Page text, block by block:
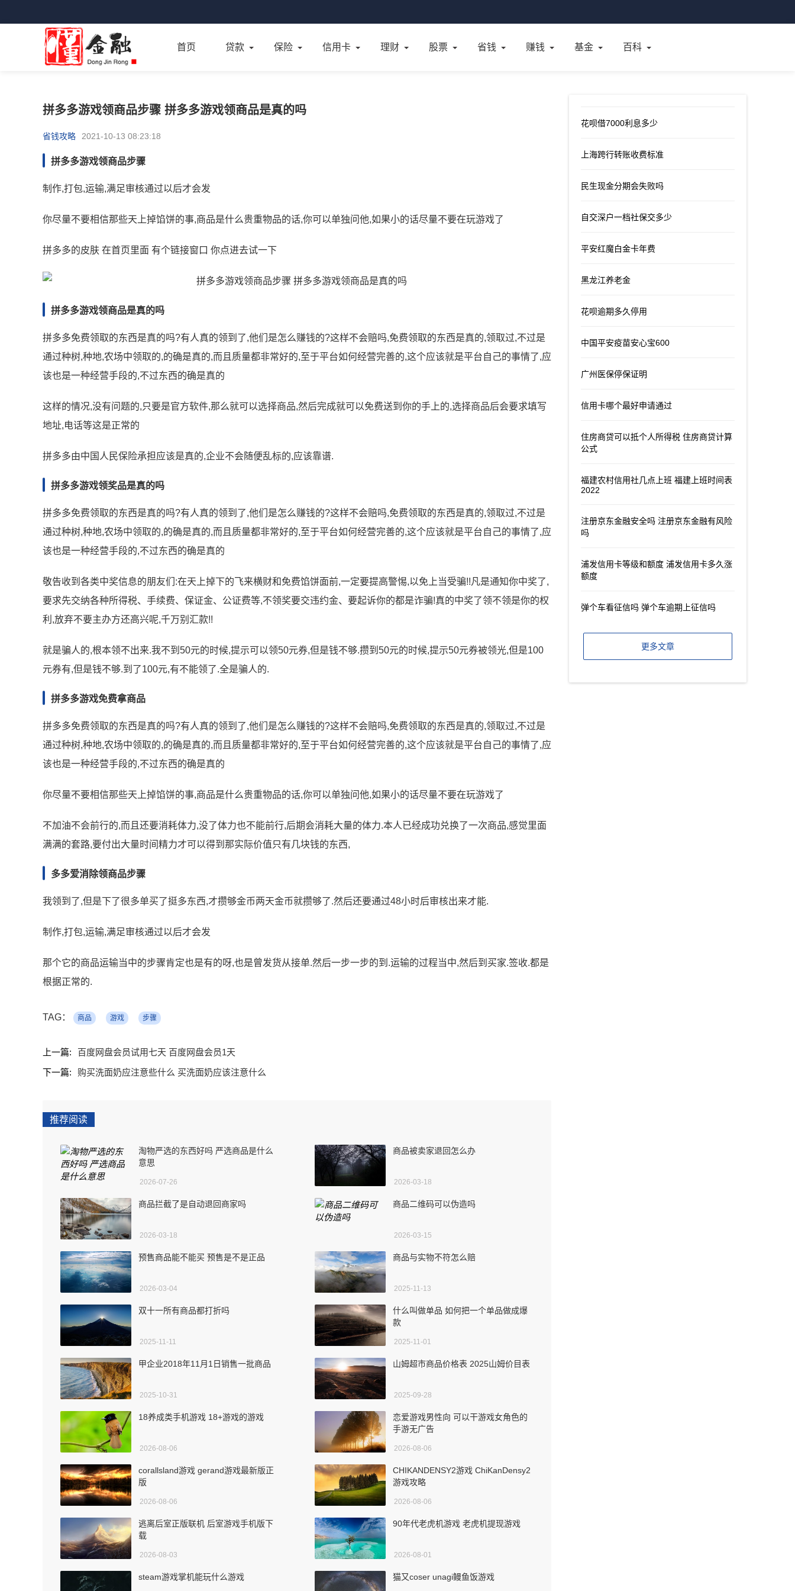
首页 贷款 保险 信用卡 理财 股票 省钱 赚钱 基金 百科
拼多多游戏领商品步骤 拼多多游戏领商品是真的吗
省钱攻略 2021-10-13 08:23:18
拼多多游戏领商品步骤
制作,打包,运输,满足审核通过以后才会发
你尽量不要相信那些天上掉馅饼的事,商品是什么贵重物品的话,你可以单独问他,如果小的话尽量不要在玩游戏了
拼多多的皮肤 在首页里面 有个链接窗口 你点进去试一下
拼多多游戏领商品是真的吗
拼多多免费领取的东西是真的吗?有人真的领到了,他们是怎么赚钱的?这样不会赔吗,免费领取的东西是真的,领取过,不过是
通过种树,种地,农场中领取的,的确是真的,而且质量都非常好的,至于平台如何经营完善的,这个应该就是平台自己的事情了,应
该也是一种经营手段的,不过东西的确是真的
这样的情况,没有问题的,只要是官方软件,那么就可以选择商品,然后完成就可以免费送到你的手上的,选择商品后会要求填写
地址,电话等这是正常的
拼多多由中国人民保险承担应该是真的,企业不会随便乱标的,应该靠谱.
拼多多游戏领奖品是真的吗
拼多多免费领取的东西是真的吗?有人真的领到了,他们是怎么赚钱的?这样不会赔吗,免费领取的东西是真的,领取过,不过是
通过种树,种地,农场中领取的,的确是真的,而且质量都非常好的,至于平台如何经营完善的,这个应该就是平台自己的事情了,应
该也是一种经营手段的,不过东西的确是真的
敬告收到各类中奖信息的朋友们:在天上掉下的飞来横财和免费馅饼面前,一定要提高警惕,以免上当受骗!!凡是通知你中奖了,
要求先交纳各种所得税、手续费、保证金、公证费等,不领奖要交违约金、要起诉你的都是诈骗!真的中奖了领不领是你的权
利,放弃不要主办方还高兴呢,千万别汇款!!
就是骗人的,根本领不出来.我不到50元的时候,提示可以领50元券,但是钱不够.攒到50元的时候,提示50元券被领光,但是100
元券有,但是钱不够.到了100元,有不能领了.全是骗人的.
拼多多游戏免费拿商品
拼多多免费领取的东西是真的吗?有人真的领到了,他们是怎么赚钱的?这样不会赔吗,免费领取的东西是真的,领取过,不过是
通过种树,种地,农场中领取的,的确是真的,而且质量都非常好的,至于平台如何经营完善的,这个应该就是平台自己的事情了,应
该也是一种经营手段的,不过东西的确是真的
你尽量不要相信那些天上掉馅饼的事,商品是什么贵重物品的话,你可以单独问他,如果小的话尽量不要在玩游戏了
不加油不会前行的,而且还要消耗体力,没了体力也不能前行,后期会消耗大量的体力.本人已经成功兑换了一次商品,感觉里面
满满的套路,要付出大量时间精力才可以得到那实际价值只有几块钱的东西,
多多爱消除领商品步骤
我领到了,但是下了很多单买了挺多东西,才攒够金币两天金币就攒够了.然后还要通过48小时后审核出来才能.
制作,打包,运输,满足审核通过以后才会发
那个它的商品运输当中的步骤肯定也是有的呀,也是曾发货从接单.然后一步一步的到.运输的过程当中,然后到买家.签收.都是
根据正常的.
TAG： 商品 游戏 步骤
上一篇:
百度网盘会员试用七天 百度网盘会员1天
下一篇:
购买洗面奶应注意些什么 买洗面奶应该注意什么
推荐阅读
淘物严选的东西好吗 严选商品是什么
意思
2026-07-26
商品被卖家退回怎么办
2026-03-18
商品拦截了是自动退回商家吗
2026-03-18
商品二维码可以伪造吗
2026-03-15
预售商品能不能买 预售是不是正品
2026-03-04
商品与实物不符怎么赔
2025-11-13
双十一所有商品都打折吗
2025-11-11
什么叫做单品 如何把一个单品做成爆
款
2025-11-01
甲企业2018年11月1日销售一批商品
2025-10-31
山姆超市商品价格表 2025山姆价目表
2025-09-28
18养成类手机游戏 18+游戏的游戏
2026-08-06
恋爱游戏男性向 可以干游戏女角色的
手游无广告
2026-08-06
corallsland游戏 gerand游戏最新版正
版
2026-08-06
CHIKANDENSY2游戏 ChiKanDensy2
游戏攻略
2026-08-06
逃离后室正版联机 后室游戏手机版下
载
2026-08-03
90年代老虎机游戏 老虎机提现游戏
2026-08-01
steam游戏掌机能玩什么游戏 猫又coser unagi鳗鱼饭游戏
花呗借7000利息多少
上海跨行转账收费标准
民生现金分期会失败吗
自交深户一档社保交多少
平安红魔白金卡年费
黑龙江养老金
花呗逾期多久停用
中国平安疫苗安心宝600
广州医保停保证明
信用卡哪个最好申请通过
住房商贷可以抵个人所得税 住房商贷计算
公式
福建农村信用社几点上班 福建上班时间表
2022
注册京东金融安全吗 注册京东金融有风险
吗
浦发信用卡等级和额度 浦发信用卡多久涨
额度
弹个车看征信吗 弹个车逾期上征信吗
更多文章